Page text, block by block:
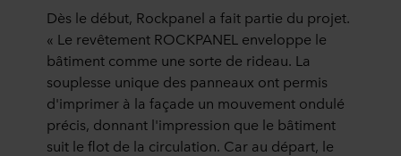
Dès le début, Rockpanel a fait partie du projet.
« Le revêtement ROCKPANEL enveloppe le
bâtiment comme une sorte de rideau. La
souplesse unique des panneaux ont permis
d'imprimer à la façade un mouvement ondulé
précis, donnant l'impression que le bâtiment
suit le flot de la circulation. Car au départ, le